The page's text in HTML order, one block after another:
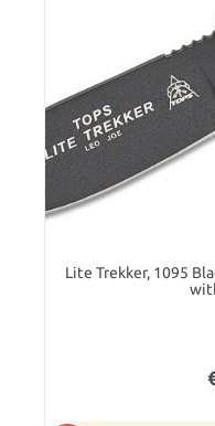
Lite Trekker, 1095